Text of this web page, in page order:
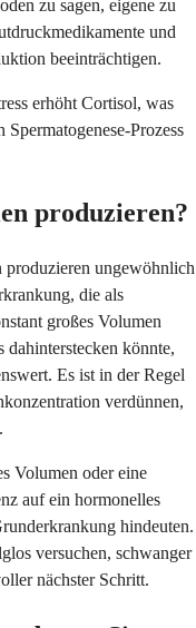
zu sagen, eigene zu
und
beeinträchtigen.
erhöht Cortisol, was
Prozess
produzieren?
produzieren ungewöhnlich
die als
großes Volumen
dahinterstecken könnte,
Es ist in der Regel
verdünnen,
Volumen oder eine
auf ein hormonelles
hindeuten.
versuchen, schwanger
nächster Schritt.